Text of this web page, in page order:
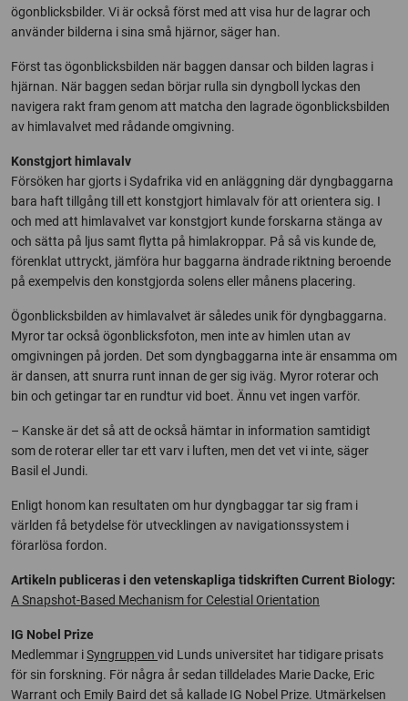
ögonblicksbilder. Vi är också först med att visa hur de lagrar och
använder bilderna i sina små hjärnor, säger han.
Först tas ögonblicksbilden när baggen dansar och bilden lagras i
hjärnan. När baggen sedan börjar rulla sin dyngboll lyckas den
navigera rakt fram genom att matcha den lagrade ögonblicksbilden
av himlavalvet med rådande omgivning.
Konstgjort himlavalv
Försöken har gjorts i Sydafrika vid en anläggning där dyngbaggarna
bara haft tillgång till ett konstgjort himlavalv för att orientera sig. I
och med att himlavalvet var konstgjort kunde forskarna stänga av
och sätta på ljus samt flytta på himlakroppar. På så vis kunde de,
förenklat uttryckt, jämföra hur baggarna ändrade riktning beroende
på exempelvis den konstgjorda solens eller månens placering.
Ögonblicksbilden av himlavalvet är således unik för dyngbaggarna.
Myror tar också ögonblicksfoton, men inte av himlen utan av
omgivningen på jorden. Det som dyngbaggarna inte är ensamma om
är dansen, att snurra runt innan de ger sig iväg. Myror roterar och
bin och getingar tar en rundtur vid boet. Ännu vet ingen varför.
– Kanske är det så att de också hämtar in information samtidigt
som de roterar eller tar ett varv i luften, men det vet vi inte, säger
Basil el Jundi.
Enligt honom kan resultaten om hur dyngbaggar tar sig fram i
världen få betydelse för utvecklingen av navigationssystem i
förarlösa fordon.
Artikeln publiceras i den vetenskapliga tidskriften Current Biology:
A Snapshot-Based Mechanism for Celestial Orientation
IG Nobel Prize
Medlemmar iSyngruppen vid Lunds universitet har tidigare prisats
för sin forskning. För några år sedan tilldelades Marie Dacke, Eric
Warrant och Emily Baird det så kallade IG Nobel Prize. Utmärkelsen